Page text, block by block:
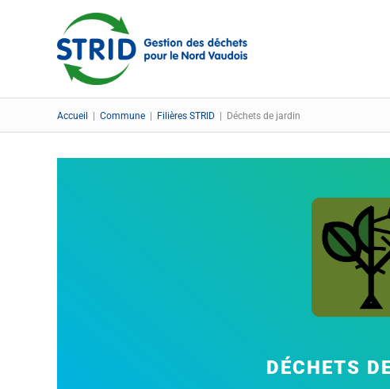
Accueil | Commune | Filières STRID | Déchets de jardin
DÉCHETS